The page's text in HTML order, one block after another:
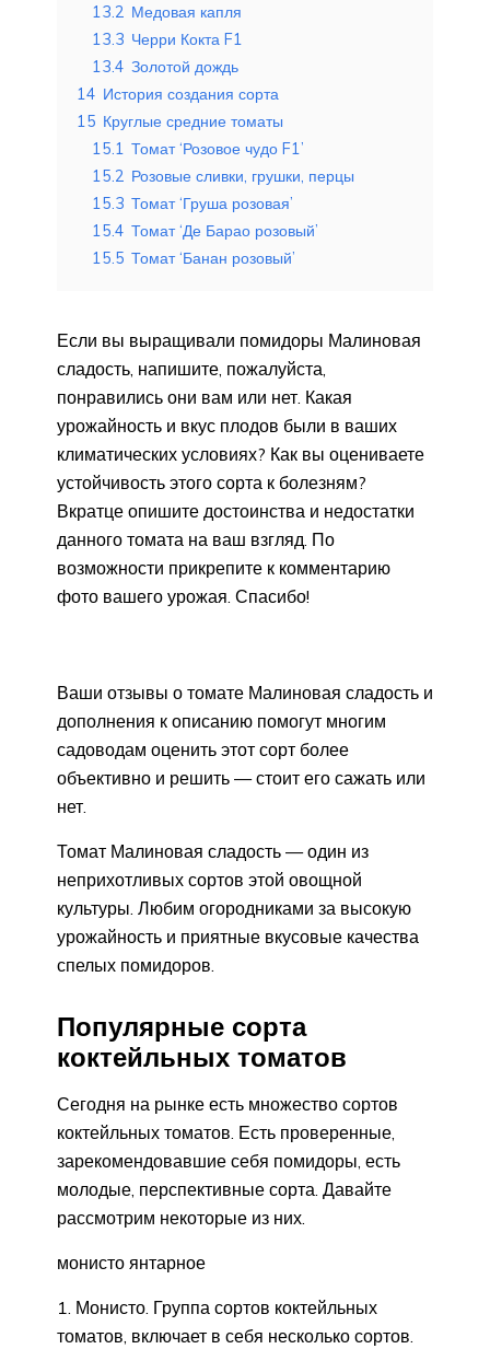
13.2 Медовая капля
13.3 Черри Кокта F1
13.4 Золотой дождь
14 История создания сорта
15 Круглые средние томаты
15.1 Томат ‘Розовое чудо F1’
15.2 Розовые сливки, грушки, перцы
15.3 Томат ‘Груша розовая’
15.4 Томат ‘Де Барао розовый’
15.5 Томат ‘Банан розовый’
Если вы выращивали помидоры Малиновая
сладость, напишите, пожалуйста,
понравились они вам или нет. Какая
урожайность и вкус плодов были в ваших
климатических условиях? Как вы оцениваете
устойчивость этого сорта к болезням?
Вкратце опишите достоинства и недостатки
данного томата на ваш взгляд. По
возможности прикрепите к комментарию
фото вашего урожая. Спасибо!
Ваши отзывы о томате Малиновая сладость и
дополнения к описанию помогут многим
садоводам оценить этот сорт более
объективно и решить — стоит его сажать или
нет.
Томат Малиновая сладость — один из
неприхотливых сортов этой овощной
культуры. Любим огородниками за высокую
урожайность и приятные вкусовые качества
спелых помидоров.
Популярные сорта
коктейльных томатов
Сегодня на рынке есть множество сортов
коктейльных томатов. Есть проверенные,
зарекомендовавшие себя помидоры, есть
молодые, перспективные сорта. Давайте
рассмотрим некоторые из них.
монисто янтарное
Монисто. Группа сортов коктейльных
томатов, включает в себя несколько сортов.